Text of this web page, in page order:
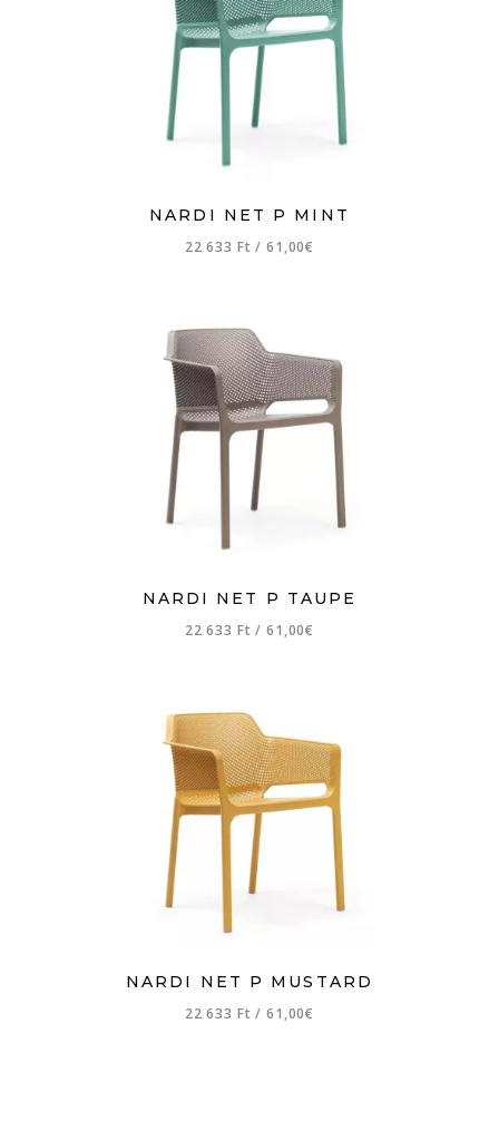
NARDI NET P MINT
22 633 Ft/ 61,00€
NARDI NET P TAUPE
22 633 Ft/ 61,00€
NARDI NET P MUSTARD
22 633 Ft/ 61,00€